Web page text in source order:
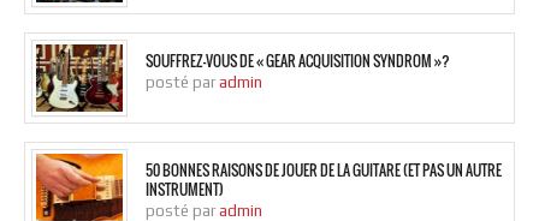
SOUFFREZ-VOUS DE « GEAR ACQUISITION SYNDROM »?
posté par admin
50 BONNES RAISONS DE JOUER DE LA GUITARE (ET PAS UN AUTRE
INSTRUMENT)
posté par admin